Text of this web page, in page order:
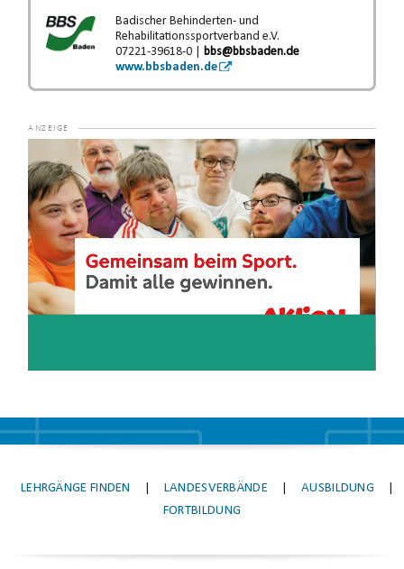
Badischer Behinderten- und
Rehabilitationssportverband e.V.
07221-39618-0 | bbs@bbsbaden.de
www.bbsbaden.de
Player
LEHRGÄNGE FINDEN LANDESVERBÄNDE AUSBILDUNG
FORTBILDUNG